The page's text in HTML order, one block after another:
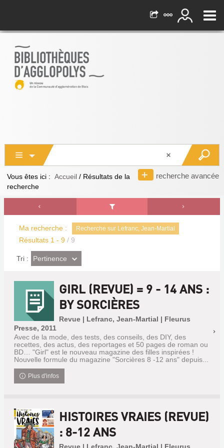
recherche avancée
Vous êtes ici : Accueil / Résultats de la
recherche
Ma recherche : Recherche sur Lefranc, Jean-Martial
Résultats 1 - 9 / 9
Tri : (Effet
imédiat)
Pertinence
GIRL (REVUE) = 9 - 14 ANS :
BY SORCIÈRES
Revue | Lefranc, Jean-Martial | Fleurus
Presse, 2011
Avec de la mode, des tests, des conseils, des DIY, des
recettes, des actus, des reportages et 50 pages de roman ou
BD… "Girl" est le nouveau magazine des filles inspirées !
Nouvelle formule du magazine "Sorcières 8 -12 ans" depuis...
Plus d'infos
HISTOIRES VRAIES (REVUE)
: 8-12 ANS